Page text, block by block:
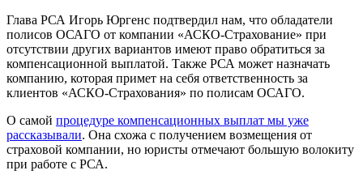
Глава РСА Игорь Юргенс подтвердил нам, что обладатели
полисов ОСАГО от компании «АСКО-Страхование» при
отсутствии других вариантов имеют право обратиться за
компенсационной выплатой. Также РСА может назначать
компанию, которая примет на себя ответственность за
клиентов «АСКО-Страхования» по полисам ОСАГО.
О самой процедуре компенсационных выплат мы уже
рассказывали. Она схожа с получением возмещения от
страховой компании, но юристы отмечают большую волокиту
при работе с РСА.